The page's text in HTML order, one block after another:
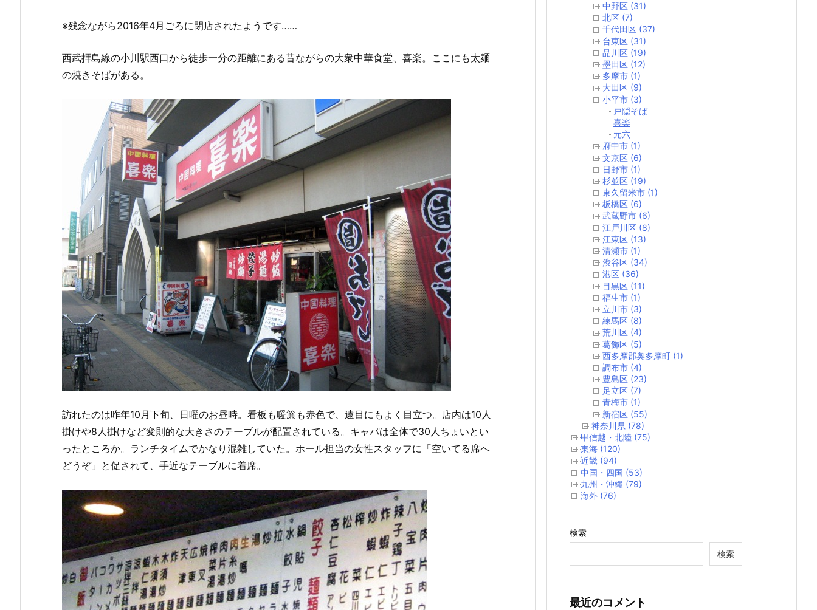
※残念ながら2016年4月ごろに閉店されたようです……
西武拝島線の小川駅西口から徒歩一分の距離にある昔ながらの大衆中華食堂、喜楽。ここにも太麺
の焼きそばがある。
訪れたのは昨年10月下旬、日曜のお昼時。看板も暖簾も赤色で、遠目にもよく目立つ。店内は10人
掛けや8人掛けなど変則的な大きさのテーブルが配置されている。キャパは全体で30人ちょいとい
ったところか。ランチタイムでかなり混雑していた。ホール担当の女性スタッフに「空いてる席へ
どうぞ」と促されて、手近なテーブルに着席。
中野区 (31)
北区 (7)
千代田区 (37)
台東区 (31)
品川区 (19)
墨田区 (12)
多摩市 (1)
大田区 (9)
小平市 (3)
戸隠そば
喜楽
元六
府中市 (1)
文京区 (6)
日野市 (1)
杉並区 (19)
東久留米市 (1)
板橋区 (6)
武蔵野市 (6)
江戸川区 (8)
江東区 (13)
清瀬市 (1)
渋谷区 (34)
港区 (36)
目黒区 (11)
福生市 (1)
立川市 (3)
練馬区 (8)
荒川区 (4)
葛飾区 (5)
西多摩郡奥多摩町 (1)
調布市 (4)
豊島区 (23)
足立区 (7)
青梅市 (1)
新宿区 (55)
神奈川県 (78)
甲信越・北陸 (75)
東海 (120)
近畿 (94)
中国・四国 (53)
九州・沖縄 (79)
海外 (76)
検索
検索
最近のコメント